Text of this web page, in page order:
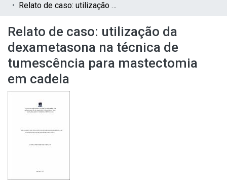
Relato de caso: utilização da dexametasona na técnica de tumescência para mastectomia em cadela
Relato de caso: utilização da
dexametasona na técnica de
tumescência para mastectomia
em cadela